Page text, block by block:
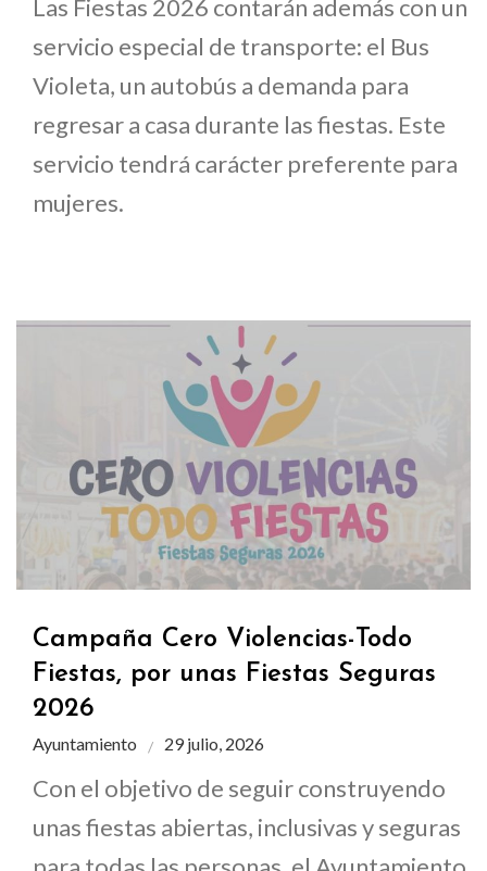
Las Fiestas 2026 contarán además con un
servicio especial de transporte: el Bus
Violeta, un autobús a demanda para
regresar a casa durante las fiestas. Este
servicio tendrá carácter preferente para
mujeres.
Campaña Cero Violencias-Todo
Fiestas, por unas Fiestas Seguras
2026
Ayuntamiento 29 julio, 2026
Con el objetivo de seguir construyendo
unas fiestas abiertas, inclusivas y seguras